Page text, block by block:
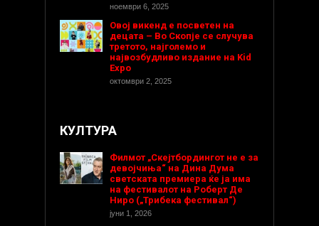
ноември 6, 2025
Овој викенд е посветен на
децата – Во Скопје се случува
третото, најголемо и
највозбудливо издание на Kid
Expo
октомври 2, 2025
КУЛТУРА
Филмот „Скејтбордингот не е за
девојчиња“ на Дина Дума
светската премиера ќе ја има
на фестивалот на Роберт Де
Ниро („Трибека фестивал“)
јуни 1, 2026